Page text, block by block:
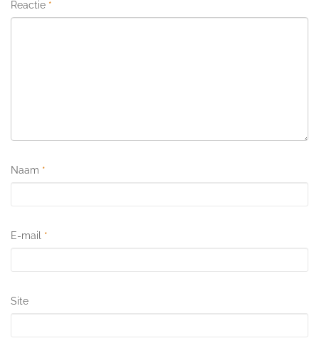
Reactie *
Naam *
E-mail *
Site